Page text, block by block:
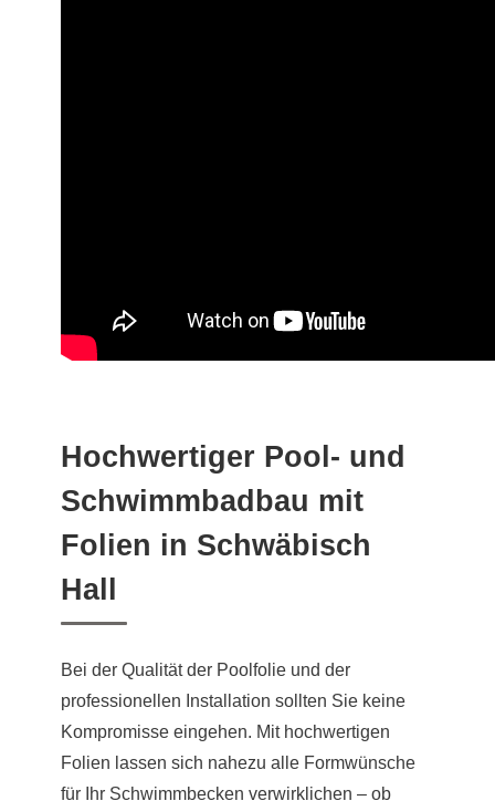
Hochwertiger Pool- und
Schwimmbadbau mit
Folien in Schwäbisch
Hall
Bei der Qualität der Poolfolie und der
professionellen Installation sollten Sie keine
Kompromisse eingehen. Mit hochwertigen
Folien lassen sich nahezu alle Formwünsche
für Ihr Schwimmbecken verwirklichen – ob